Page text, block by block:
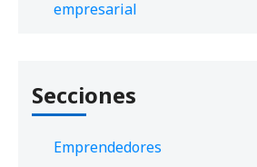
empresarial
Secciones
Emprendedores